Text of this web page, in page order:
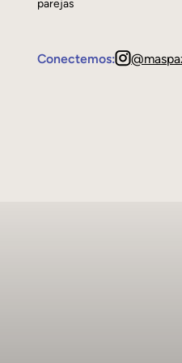
parejas
Conectemos: